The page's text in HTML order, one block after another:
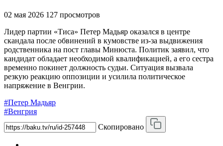
02 мая 2026 127 просмотров
Лидер партии «Тиса» Петер Мадьяр оказался в центре
скандала после обвинений в кумовстве из-за выдвижения
родственника на пост главы Минюста. Политик заявил, что
кандидат обладает необходимой квалификацией, а его сестра
временно покинет должность судьи. Ситуация вызвала
резкую реакцию оппозиции и усилила политическое
напряжение в Венгрии.
#Петер Мадьяр
#Венгрия
Скопировано